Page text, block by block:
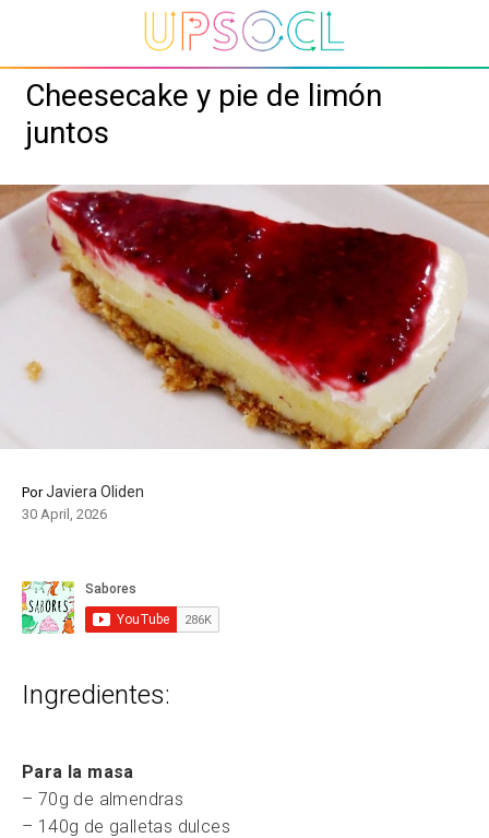
Cheesecake y pie de limón
juntos
PorJaviera Oliden
30 April, 2026
Ingredientes:
Para la masa
– 70g de almendras
– 140g de galletas dulces